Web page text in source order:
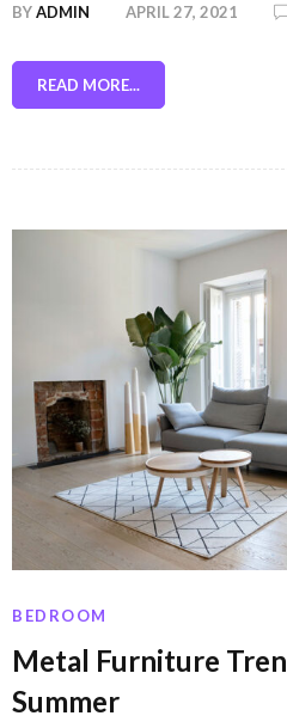
BYADMIN APRIL 27, 2021
READ MORE...
BEDROOM
Metal Furniture
Summer